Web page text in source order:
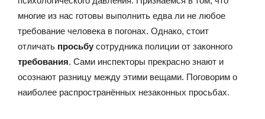
многие из нас готовы выполнить едва ли не любое
требование человека в погонах. Однако, стоит
отличать просьбу сотрудника полиции от законного
требования. Сами инспекторы прекрасно знают и
осознают разницу между этими вещами. Поговорим о
наиболее распространённых незаконных просьбах.